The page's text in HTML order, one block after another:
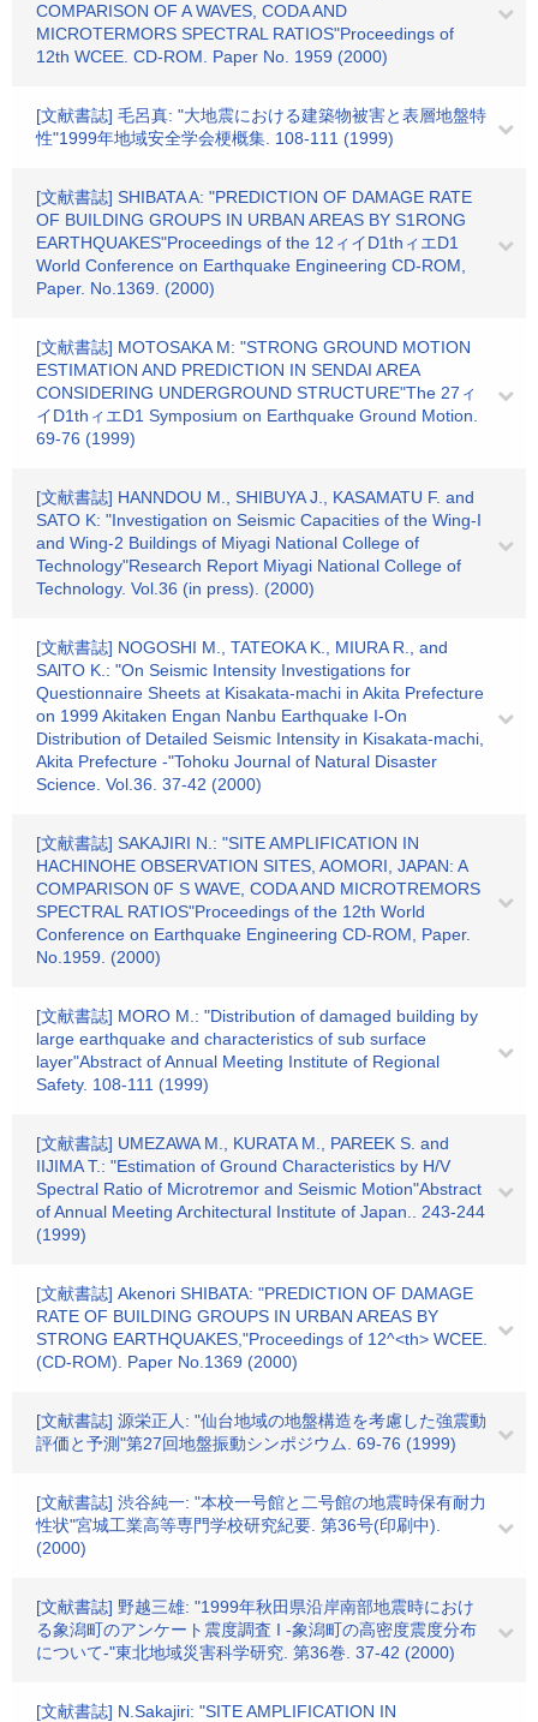
COMPARISON OF A WAVES, CODA AND
MICROTERMORS SPECTRAL RATIOS"Proceedings of
12th WCEE. CD-ROM. Paper No. 1959 (2000)
[文献書誌] 毛呂真: "大地震における建築物被害と表層地盤特
性"1999年地域安全学会梗概集. 108-111 (1999)
[文献書誌] SHIBATA A: "PREDICTION OF DAMAGE RATE
OF BUILDING GROUPS IN URBAN AREAS BY S1RONG
EARTHQUAKES"Proceedings of the 12ィイD1thィエD1
World Conference on Earthquake Engineering CD-ROM,
Paper. No.1369. (2000)
[文献書誌] MOTOSAKA M: "STRONG GROUND MOTION
ESTIMATION AND PREDICTION IN SENDAI AREA
CONSIDERING UNDERGROUND STRUCTURE"The 27ィ
イD1thィエD1 Symposium on Earthquake Ground Motion.
69-76 (1999)
[文献書誌] HANNDOU M., SHIBUYA J., KASAMATU F. and
SATO K: "Investigation on Seismic Capacities of the Wing-I
and Wing-2 Buildings of Miyagi National College of
Technology"Research Report Miyagi National College of
Technology. Vol.36 (in press). (2000)
[文献書誌] NOGOSHI M., TATEOKA K., MIURA R., and
SAlTO K.: "On Seismic Intensity Investigations for
Questionnaire Sheets at Kisakata-machi in Akita Prefecture
on 1999 Akitaken Engan Nanbu Earthquake I-On
Distribution of Detailed Seismic Intensity in Kisakata-machi,
Akita Prefecture -"Tohoku Journal of Natural Disaster
Science. Vol.36. 37-42 (2000)
[文献書誌] SAKAJIRI N.: "SITE AMPLIFICATION IN
HACHINOHE OBSERVATION SITES, AOMORI, JAPAN: A
COMPARISON 0F S WAVE, CODA AND MICROTREMORS
SPECTRAL RATIOS"Proceedings of the 12th World
Conference on Earthquake Engineering CD-ROM, Paper.
No.1959. (2000)
[文献書誌] MORO M.: "Distribution of damaged building by
large earthquake and characteristics of sub surface
layer"Abstract of Annual Meeting Institute of Regional
Safety. 108-111 (1999)
[文献書誌] UMEZAWA M., KURATA M., PAREEK S. and
IIJIMA T.: "Estimation of Ground Characteristics by H/V
Spectral Ratio of Microtremor and Seismic Motion"Abstract
of Annual Meeting Architectural Institute of Japan.. 243-244
(1999)
[文献書誌] Akenori SHIBATA: "PREDICTION OF DAMAGE
RATE OF BUILDING GROUPS IN URBAN AREAS BY
STRONG EARTHQUAKES,"Proceedings of 12^<th> WCEE.
(CD-ROM). Paper No.1369 (2000)
[文献書誌] 源栄正人: "仙台地域の地盤構造を考慮した強震動
評価と予測"第27回地盤振動シンポジウム. 69-76 (1999)
[文献書誌] 渋谷純一: "本校一号館と二号館の地震時保有耐力
性状"宮城工業高等専門学校研究紀要. 第36号(印刷中).
(2000)
[文献書誌] 野越三雄: "1999年秋田県沿岸南部地震時におけ
る象潟町のアンケート震度調査 I -象潟町の高密度震度分布
について-"東北地域災害科学研究. 第36巻. 37-42 (2000)
[文献書誌] N.Sakajiri: "SITE AMPLIFICATION IN